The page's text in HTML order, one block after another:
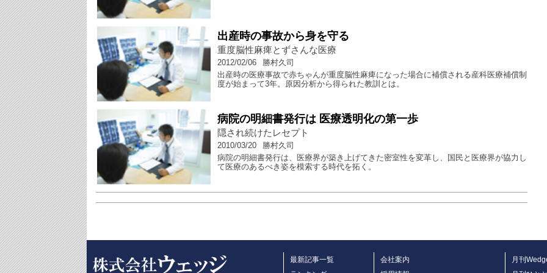
出産時の事故から身を守る
重度脳性麻痺とずさんな医療
2012/02/06
勝村久司
出産時の医療事故で赤ちゃんが重度脳性麻痺になった場合に補償される産科医療補償制
度が始まって3年。原因分析から得られた教訓とは。
病院の明細書発行は 医療透明化の第一歩
隠され続けたレセプト
2010/03/20
勝村久司
病院の明細書発行は、医療界が築き上げてきた密室性を変革し、国民と医療界が協力し
て医療のあるべき姿を模索する時代を拓く。
最新記事一覧
会社案内
月刊